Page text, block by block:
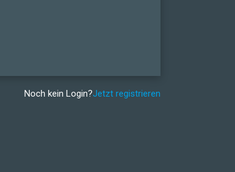
Noch kein Login?Jetzt registrieren